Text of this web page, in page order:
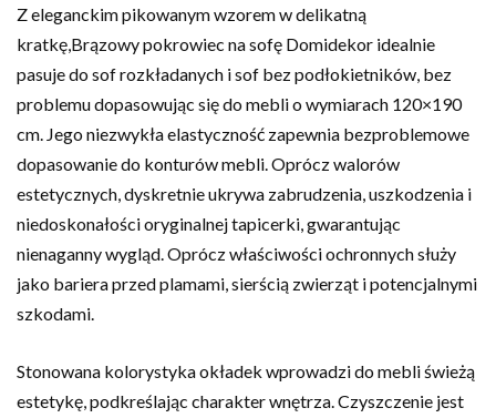
Z eleganckim pikowanym wzorem w delikatną
kratkę, Brązowy pokrowiec na sofę Domidekor idealnie
pasuje do sof rozkładanych i sof bez podłokietników, bez
problemu dopasowując się do mebli o wymiarach 120×190
cm. Jego niezwykła elastyczność zapewnia bezproblemowe
dopasowanie do konturów mebli. Oprócz walorów
estetycznych, dyskretnie ukrywa zabrudzenia, uszkodzenia i
niedoskonałości oryginalnej tapicerki, gwarantując
nienaganny wygląd. Oprócz właściwości ochronnych służy
jako bariera przed plamami, sierścią zwierząt i potencjalnymi
szkodami.
Stonowana kolorystyka okładek wprowadzi do mebli świeżą
estetykę, podkreślając charakter wnętrza. Czyszczenie jest